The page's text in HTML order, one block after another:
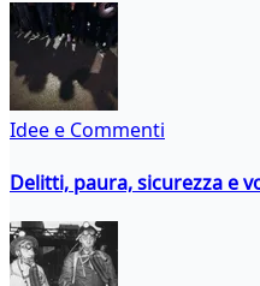
Idee e Commenti
Delitti, paura, sicurezza e